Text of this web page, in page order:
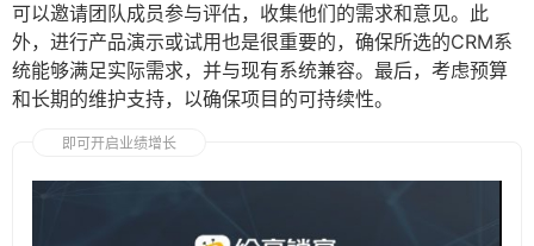
可以邀请团队成员参与评估，收集他们的需求和意见。此
外，进行产品演示或试用也是很重要的，确保所选的CRM系
统能够满足实际需求，并与现有系统兼容。最后，考虑预算
和长期的维护支持，以确保项目的可持续性。
即可开启业绩增长